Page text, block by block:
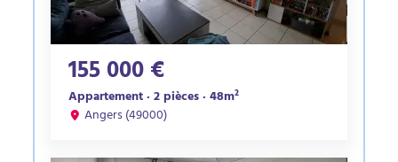
155 000 €
Appartement · 2 pièces · 48m²
Angers (49000)